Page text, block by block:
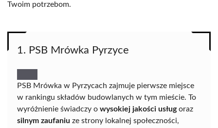
Twoim potrzebom.
1. PSB Mrówka Pyrzyce
PSB Mrówka w Pyrzycach zajmuje pierwsze miejsce
w rankingu składów budowlanych w tym mieście. To
wyróżnienie świadczy o wysokiej jakości usługoraz
silnym zaufaniu ze strony lokalnej społeczności,